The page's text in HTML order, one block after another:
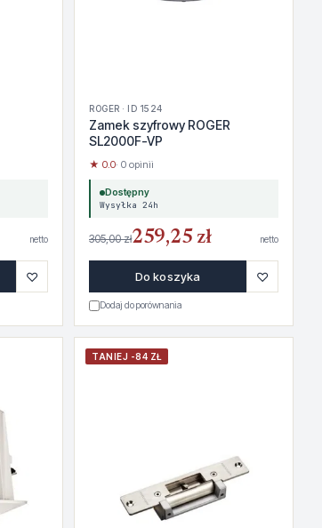
netto
♡
ROGER · ID 1524
Zamek szyfrowy ROGER
SL2000F-VP
★ 0.0· 0 opinii
Dostępny
Wysyłka 24h
305,00 zł259,25 zł netto
Do koszyka ♡
Dodaj do porównania
TANIEJ -84 ZŁ